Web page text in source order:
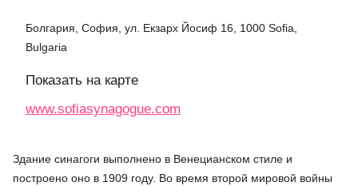
Болгария, София, ул. Екзарх Йосиф 16, 1000 Sofia,
Bulgaria
Показать на карте
www.sofiasynagogue.com
Здание синагоги выполнено в Венецианском стиле и
построено оно в 1909 году. Во время второй мировой войны